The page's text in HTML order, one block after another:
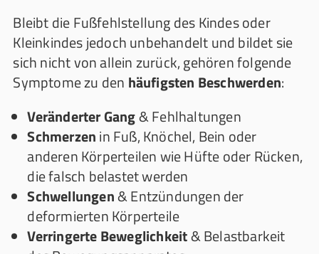
Bleibt die Fußfehlstellung des Kindes oder
Kleinkindes jedoch unbehandelt und bildet sie
sich nicht von allein zurück, gehören folgende
Symptome zu den häufigsten Beschwerden:
Veränderter Gang& Fehlhaltungen
Schmerzenin Fuß, Knöchel, Bein oder
anderen Körperteilen wie Hüfte oder Rücken,
die falsch belastet werden
Schwellungen& Entzündungen der
deformierten Körperteile
Verringerte Beweglichkeit& Belastbarkeit